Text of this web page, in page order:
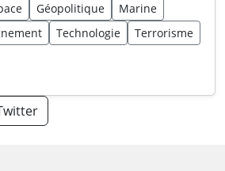
Géopolitique
Marine
Technologie
Terrorisme